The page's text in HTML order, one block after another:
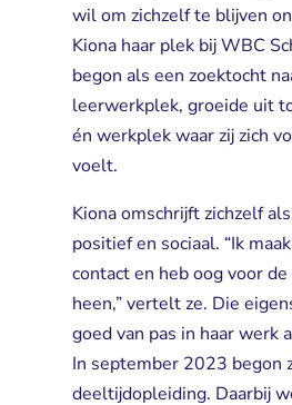
wil om zichzelf te blijven
Kiona haar plek bij WBC
begon als een zoektocht
leerwerkplek, groeide uit
én werkplek waar zij zich
voelt.
Kiona omschrijft zichzelf
positief en sociaal. “Ik
contact en heb oog voor
heen,” vertelt ze. Die
goed van pas in haar werk
In september 2023 begon
deeltijdopleiding. Daarbij